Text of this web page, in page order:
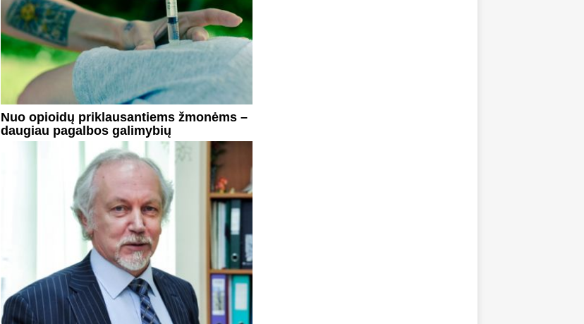
Nuo opioidų priklausantiems žmonėms –
daugiau pagalbos galimybių